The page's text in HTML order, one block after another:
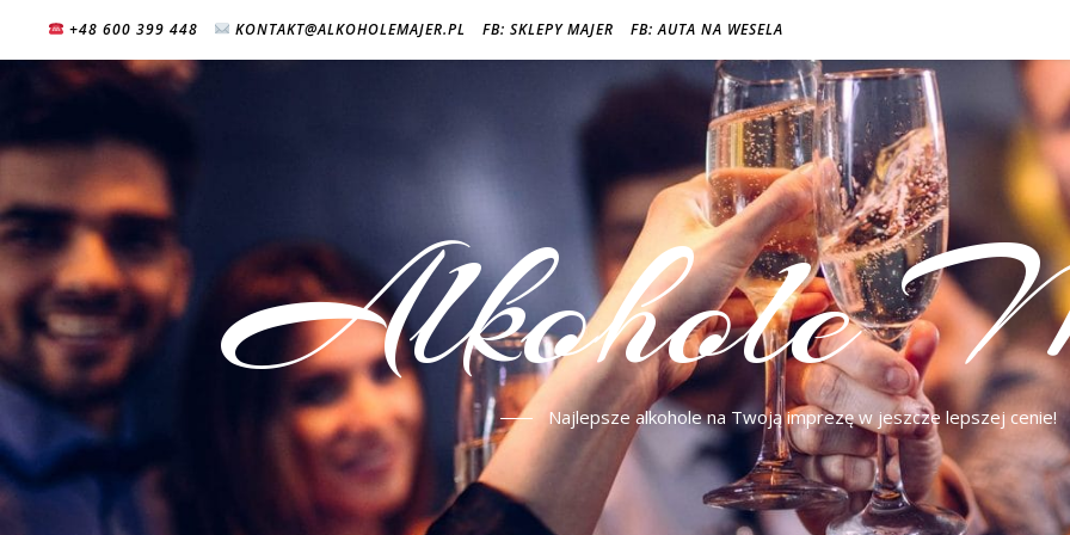
+48 600 399 448 KONTAKT@ALKOHOLEMAJER.PL FB: SKLEPY MAJER FB: AUTA NA WESELA
Alkohole
Najlepsze alkohole na Twoją imprezę w jeszcze lepszej cenie!